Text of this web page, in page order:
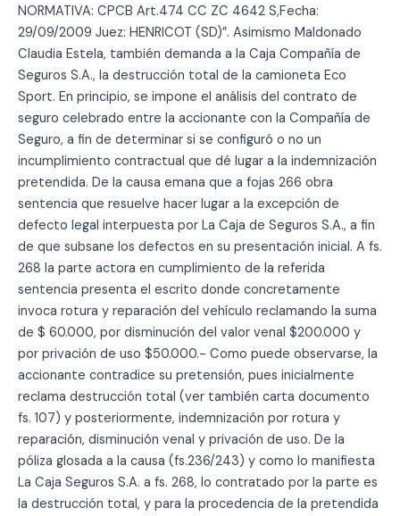
NORMATIVA: CPCB Art.474 CC ZC 4642 S,Fecha:
29/09/2009 Juez: HENRICOT (SD)”. Asimismo Maldonado
Claudia Estela, también demanda a la Caja Compañía de
Seguros S.A., la destrucción total de la camioneta Eco
Sport. En principio, se impone el análisis del contrato de
seguro celebrado entre la accionante con la Compañía de
Seguro, a fin de determinar si se configuró o no un
incumplimiento contractual que dé lugar a la indemnización
pretendida. De la causa emana que a fojas 266 obra
sentencia que resuelve hacer lugar a la excepción de
defecto legal interpuesta por La Caja de Seguros S.A., a fin
de que subsane los defectos en su presentación inicial. A fs.
268 la parte actora en cumplimiento de la referida
sentencia presenta el escrito donde concretamente
invoca rotura y reparación del vehículo reclamando la suma
de $ 60.000, por disminución del valor venal $200.000 y
por privación de uso $50.000.- Como puede observarse, la
accionante contradice su pretensión, pues inicialmente
reclama destrucción total (ver también carta documento
fs. 107) y posteriormente, indemnización por rotura y
reparación, disminución venal y privación de uso. De la
póliza glosada a la causa (fs.236/243) y como lo manifiesta
La Caja Seguros S.A. a fs. 268, lo contratado por la parte es
la destrucción total, y para la procedencia de la pretendida